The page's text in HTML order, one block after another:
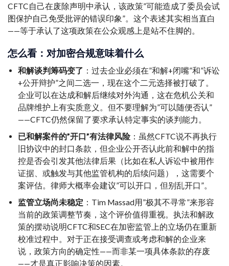
CFTC自己在废除声明中承认，该政策”可能造成了委员会试
图保护自己免受批评的错误印象”。这个表述其实相当直白
——等于承认了这项政策在公众观感上是站不住脚的。
怎么看：对加密合规意味着什么
和解谈判筹码变了 ：过去企业必须在”和解+闭嘴”和”诉讼
+公开辩护”之间二选一，现在这个二元选择被打破了。
企业可以在达成和解后继续对外沟通，这在危机公关和
品牌维护上有实质意义。但不要理解为”可以随便否认”
——CFTC仍然保留了要求承认特定事实的谈判能力。
已和解案件的”开口”有法律风险：虽然CFTC说不再执行
旧协议中的封口条款，但企业公开否认此前和解中的指
控是否会引发其他法律后果（比如在私人诉讼中被用作
证据、或触发与其他监管机构的后续问题），这需要个
案评估。律师大概率会建议”可以开口，但别乱开口”。
监管立场尚未稳定 ：Tim Massad用”极其不寻常”来形容
当前的政策调整节奏，这个评价值得重视。执法和解政
策的摆动说明CFTC和SEC在加密监管上的立场仍在重新
校准过程中。对于正在接受调查或考虑和解的企业来
说，政策方向的确定性——而非某一项具体条款的存废
——才是真正影响决策的因素。